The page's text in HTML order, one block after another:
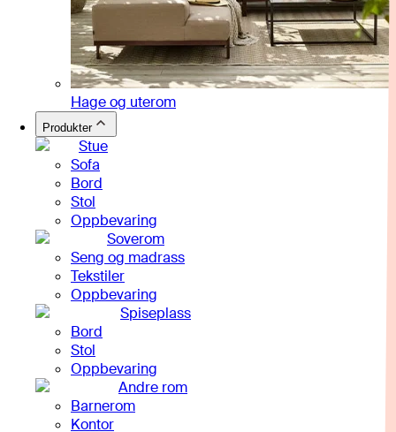
Hage og uterom
Produkter
Stue
Sofa
Bord
Stol
Oppbevaring
Soverom
Seng og madrass
Tekstiler
Oppbevaring
Spiseplass
Bord
Stol
Oppbevaring
Andre rom
Barnerom
Kontor